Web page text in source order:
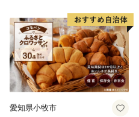
愛知県小牧市